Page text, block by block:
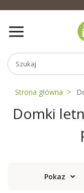
Strona główna
Domki
Pokaz